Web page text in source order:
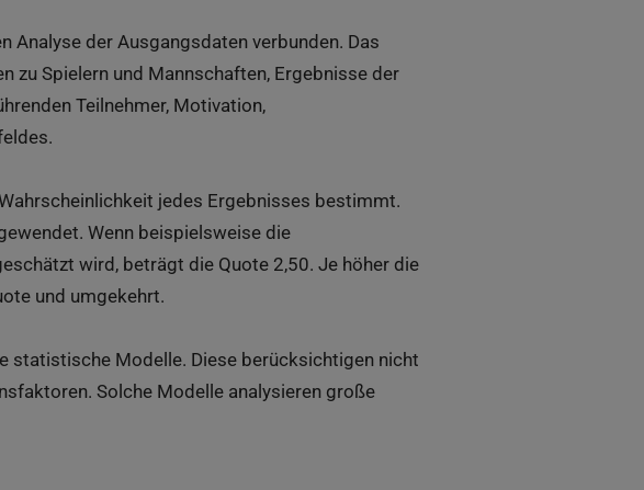
Analyse der Ausgangsdaten verbunden. Das
zu Spielern und Mannschaften, Ergebnisse der
Teilnehmer, Motivation,
jedes Ergebnisses bestimmt.
Wenn beispielsweise die
wird, beträgt die Quote 2,50. Je höher die
und umgekehrt.
statistische Modelle. Diese berücksichtigen nicht
Solche Modelle analysieren große